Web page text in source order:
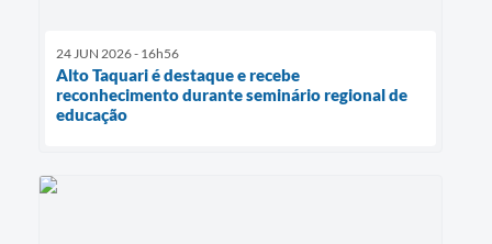
24 JUN 2026 - 16h56
Alto Taquari é destaque e recebe
reconhecimento durante seminário regional de
educação